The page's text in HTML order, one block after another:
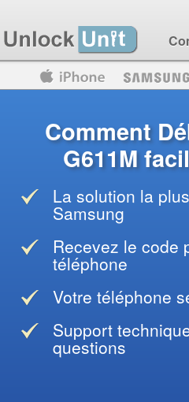
Blackberry
Comment
G611M
La solution la
Samsung
Recevez le code
téléphone
Votre téléphone
Support
questions